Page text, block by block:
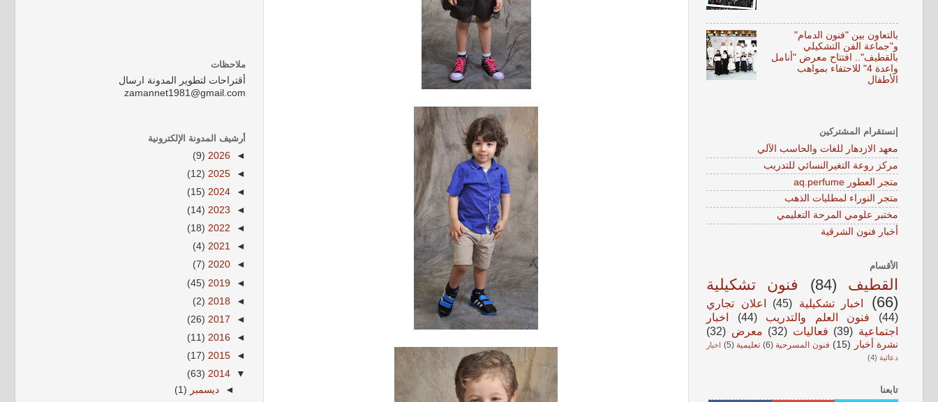
ملاحظات
أقتراحات لتطوير المدونة ارسال
zamannet1981@gmail.com
أرشيف المدونة الإلكترونية
◄
2026
(9)
◄
2025
(12)
◄
2024
(15)
◄
2023
(14)
◄
2022
(18)
◄
2021
(4)
◄
2020
(7)
◄
2019
(45)
◄
2018
(2)
◄
2017
(26)
◄
2016
(11)
◄
2015
(17)
▼
2014
(63)
◄ديسمبر (1)
بالتعاون بين "فنون الدمام"
و"جماعة الفن التشكيلي
بالقطيف".. افتتاح معرض "أنامل
واعدة 4" للاحتفاء بمواهب
الأطفال
إنستقرام المشتركين
معهد الازدهار للغات والحاسب الآلي
مركز روعة التغيرالنسائي للتدريب
متجر العطور aq.perfume
متجر النوراء لمطليات الذهب
مختبر علومي المرحة التعليمي
أخبار فنون الشرقية
الأقسام
القطيف (84)
فنون تشكيلية
(66)
اخبار تشكيلية (45)
اعلان تجاري
(44)
فنون العلم والتدريب (44)
اخبار
اجتماعية (39) فعاليات (32) معرض (32)
نشرة أخبار (15) فنون المسرحية (6) تعليمية (5) اخبار
دعائية (4)
تابعنا